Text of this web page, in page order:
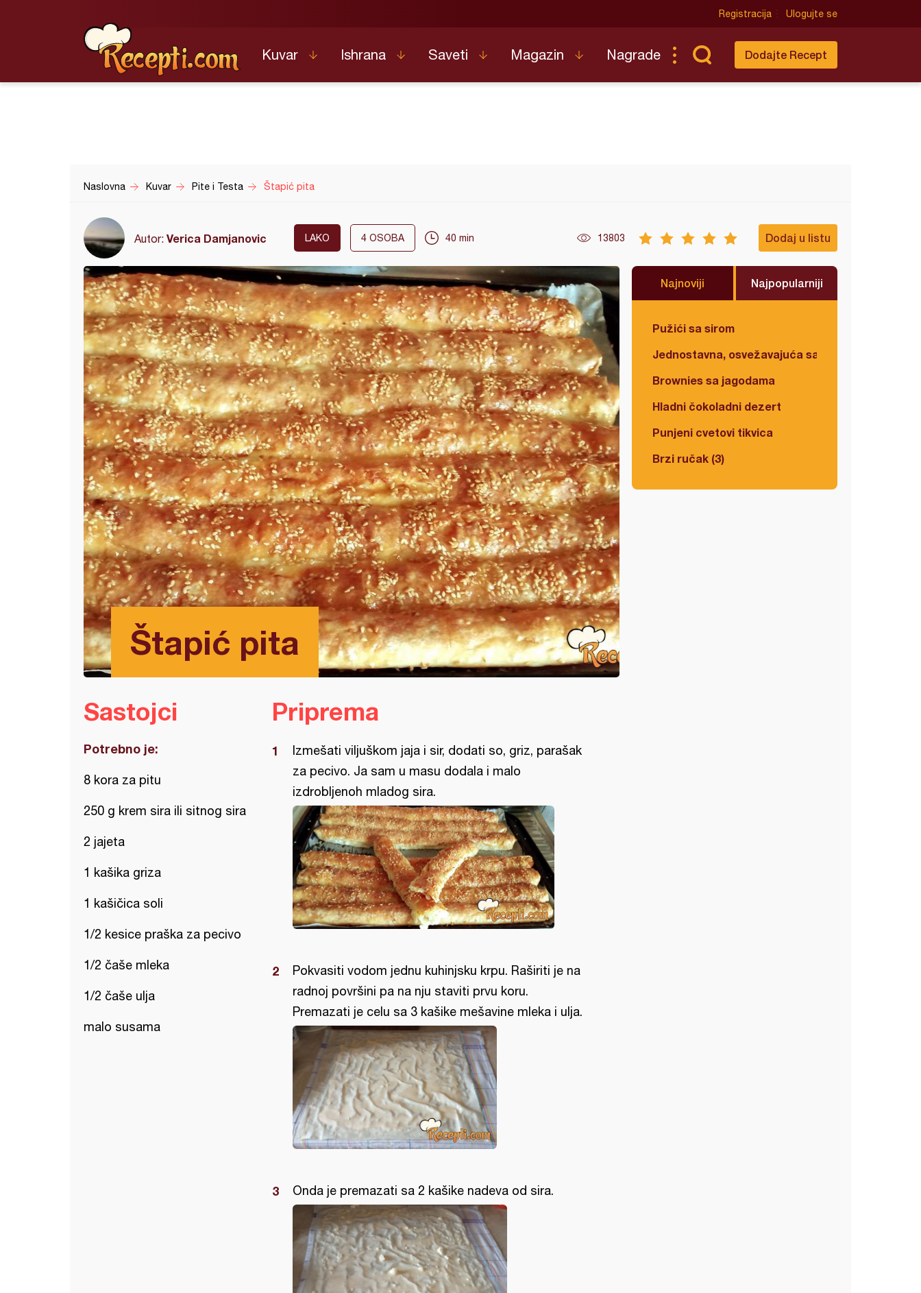
Registracija Ulogujte se
Kuvar Ishrana Saveti Magazin Nagrade Dodajte Recept
Naslovna Kuvar Pite i Testa Štapić pita
Autor: Verica Damjanovic LAKO 4 OSOBA 40 min 13803 Dodaj u listu
Štapić pita
Najnoviji Najpopularniji
Pužići sa sirom
Jednostavna, osvežavajuća salata
Brownies sa jagodama
Hladni čokoladni dezert
Punjeni cvetovi tikvica
Brzi ručak (3)
Sastojci
Potrebno je:
8 kora za pitu
250 g krem sira ili sitnog sira
2 jajeta
1 kašika griza
1 kašičica soli
1/2 kesice praška za pecivo
1/2 čaše mleka
1/2 čaše ulja
malo susama
Priprema
Izmešati viljuškom jaja i sir, dodati so, griz, parašak
za pecivo. Ja sam u masu dodala i malo
izdrobljenoh mladog sira.
Pokvasiti vodom jednu kuhinjsku krpu. Raširiti je na
radnoj površini pa na nju staviti prvu koru.
Premazati je celu sa 3 kašike mešavine mleka i ulja.
Onda je premazati sa 2 kašike nadeva od sira.